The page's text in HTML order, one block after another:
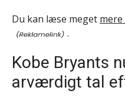
Du kan læse meget
.
Kobe Bryants
arværdigt tal